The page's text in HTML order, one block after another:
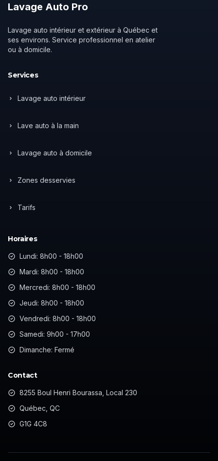
Lavage Auto Pro
Lavage auto intérieur et extérieur à Québec et
ses environs. Service professionnel en atelier
ou à domicile.
Services
Lavage auto intérieur
Lave auto à la main
Lavage auto à domicile
Zones desservies
Tarifs
Horaires
Lundi: 8h00 - 18h00
Mardi: 8h00 - 18h00
Mercredi: 8h00 - 18h00
Jeudi: 8h00 - 18h00
Vendredi: 8h00 - 18h00
Samedi: 9h00 - 17h00
Dimanche: Fermé
Contact
8255 Boul Henri Bourassa, Local 230
Québec, QC
G1G 4C8